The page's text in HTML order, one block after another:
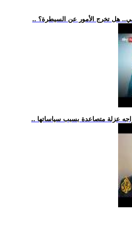
عزلة متصاعدة بسبب سياساتها